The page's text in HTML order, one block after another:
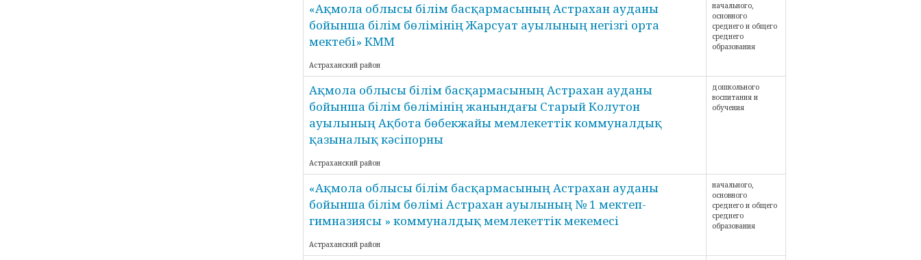
«Ақмола облысы білім басқармасының Астрахан ауданы
бойынша білім бөлімінің Жарсуат ауылының негізгі орта
мектебі» КММ
Астраханский район
начального,
основного
среднего и общего
среднего
образования
Ақмола облысы білім басқармасының Астрахан ауданы
бойынша білім бөлімінің жанындағы Старый Колутон
ауылының Ақбота бөбекжайы мемлекеттік коммуналдық
қазыналық кәсіпорны
Астраханский район
дошкольного
воспитания и
обучения
«Ақмола облысы білім басқармасының Астрахан ауданы
бойынша білім бөлімі Астрахан ауылының № 1 мектеп-
гимназиясы » коммуналдық мемлекеттік мекемесі
Астраханский район
начального,
основного
среднего и общего
среднего
образования